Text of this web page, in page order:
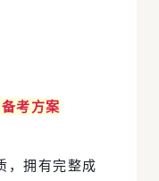
考方案
，拥有完整成